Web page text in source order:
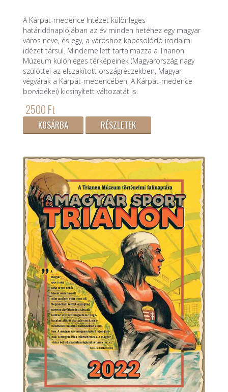
A Kárpát-medence Intézet különleges
határidőnaplójában az év minden hetéhez egy magyar
város neve, és egy, a városhoz kapcsolódó irodalmi
idézet társul. Mindemellett tartalmazza a Trianon
Múzeum különleges térképeinek (Magyarország nagy
szülöttei az elszakított országrészekben, Magyar
végvárak a Kárpát-medencében, A Kárpát-medence
borvidékei) kicsinyített változatát is.
2500 Ft
KOSÁRBA RÉSZLETEK